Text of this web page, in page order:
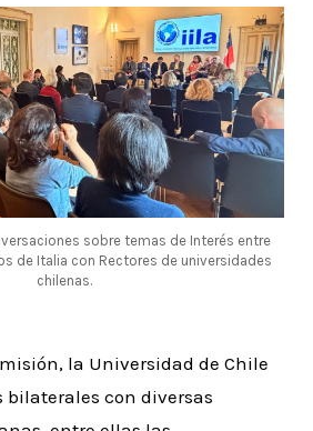
sobre temas de Interés entre
de Italia con Rectores de universidades
chilenas.
la Universidad de Chile
bilaterales con diversas